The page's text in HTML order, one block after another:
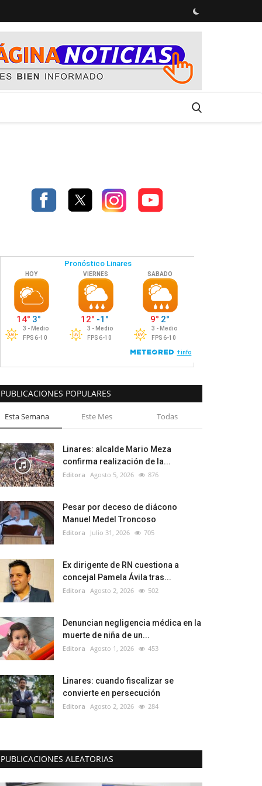
PUBLICACIONES POPULARES
Esta Semana Este Mes Todas
Linares: alcalde Mario Meza
confirma realización de la...
Editora Agosto 5, 2026 876
Pesar por deceso de diácono
Manuel Medel Troncoso
Editora Julio 31, 2026 705
Ex dirigente de RN cuestiona a
concejal Pamela Ávila tras...
Editora Agosto 2, 2026 502
Denuncian negligencia médica en la
muerte de niña de un...
Editora Agosto 1, 2026 453
Linares: cuando fiscalizar se
convierte en persecución
Editora Agosto 2, 2026 284
PUBLICACIONES ALEATORIAS